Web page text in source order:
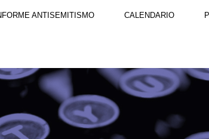
ANTISEMITISMO CALENDARIO